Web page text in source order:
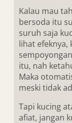
Kalau mau
bersoda itu
suruh saja
lihat efeknya,
itu, nah
Maka
meski tidak
Tapi kucing
afiat, jangan